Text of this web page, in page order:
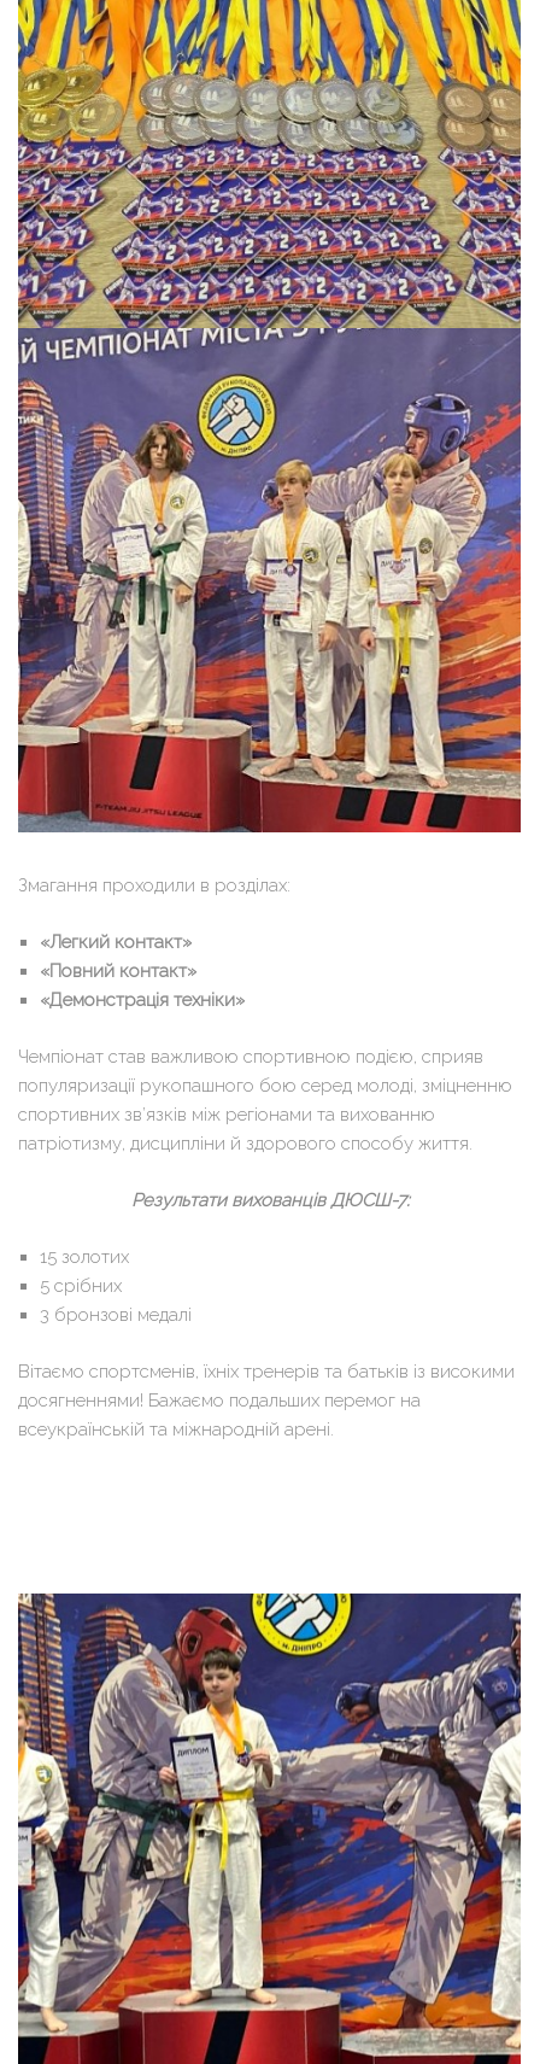
Змагання проходили в розділах:
«Легкий контакт»
«Повний контакт»
«Демонстрація техніки»
Чемпіонат став важливою спортивною подією, сприяв
популяризації рукопашного бою серед молоді, зміцненню
спортивних зв’язків між регіонами та вихованню
патріотизму, дисципліни й здорового способу життя.
Результати вихованців ДЮСШ-7:
15 золотих
5 срібних
3 бронзові медалі
Вітаємо спортсменів, їхніх тренерів та батьків із високими
досягненнями! Бажаємо подальших перемог на
всеукраїнській та міжнародній арені.